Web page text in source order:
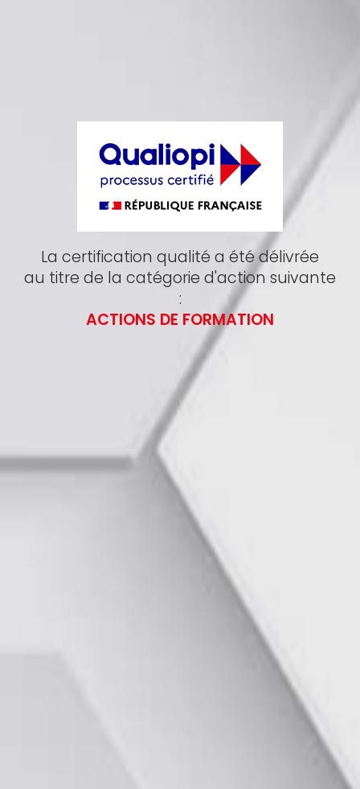
La certification qualité a été délivrée
au titre de la catégorie d'action suivante
:
ACTIONS DE FORMATION